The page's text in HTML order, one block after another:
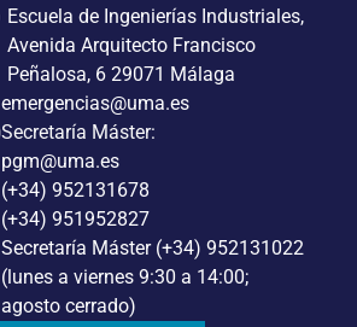
Escuela de Ingenierías Industriales,
Avenida Arquitecto Francisco
Peñalosa, 6 29071 Málaga
emergencias@uma.es
Secretaría Máster:
pgm@uma.es
(+34) 952131678
(+34) 951952827
Secretaría Máster (+34) 952131022
(lunes a viernes 9:30 a 14:00;
agosto cerrado)